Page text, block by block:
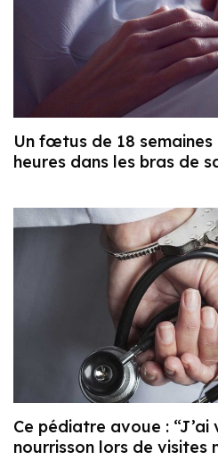
Un fœtus de 18
heures dans les bras de
Ce pédiatre avoue :
nourrisson lors de visites